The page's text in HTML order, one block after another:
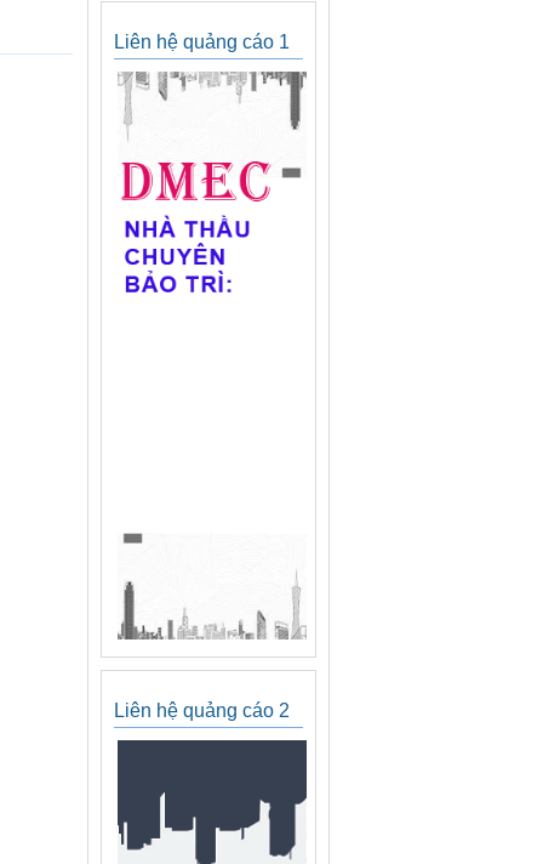
Liên hệ quảng cáo 1
Liên hệ quảng cáo 2